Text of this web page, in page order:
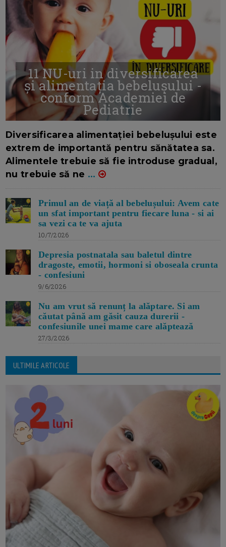
11 NU-uri in diversificarea
și alimentația bebelușului -
conform Academiei de
Pediatrie
Diversificarea alimentației bebelușului este
extrem de importantă pentru sănătatea sa.
Alimentele trebuie să fie introduse gradual,
nu trebuie să ne ...
Primul an de viață al bebelușului: Avem cate
un sfat important pentru fiecare luna - si ai
sa vezi ca te va ajuta
10/7/2026
Depresia postnatala sau baletul dintre
dragoste, emotii, hormoni si oboseala crunta
- confesiuni
9/6/2026
Nu am vrut să renunț la alăptare. Si am
căutat până am găsit cauza durerii -
confesiunile unei mame care alăptează
27/3/2026
ULTIMILE ARTICOLE